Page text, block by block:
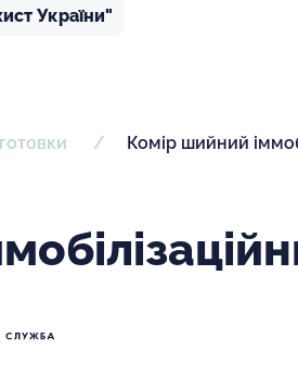
України"
Комір шийний